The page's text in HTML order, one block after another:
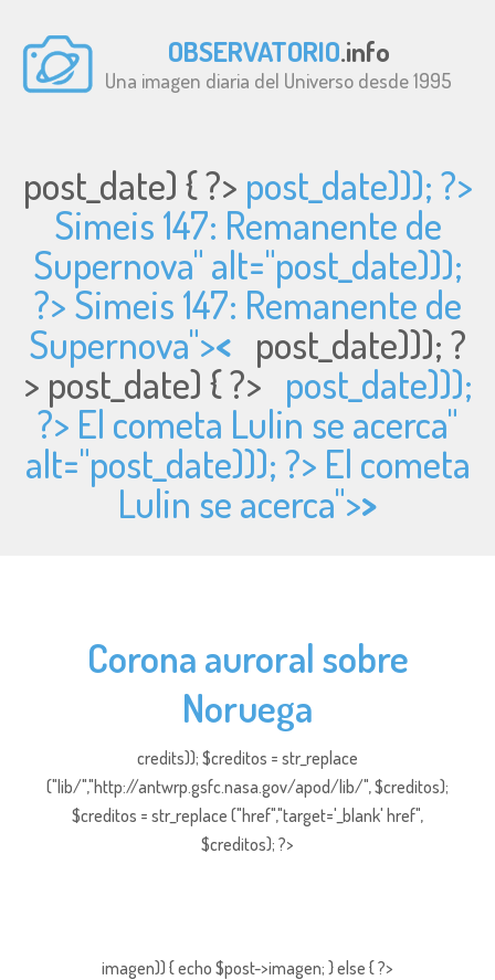
OBSERVATORIO.info
Una imagen diaria del Universo desde 1995
post_date) { ?> post_date))); ?>
Simeis 147: Remanente de
Supernova" alt="post_date)));
?> Simeis 147: Remanente de
Supernova">< post_date))); ?
> post_date) { ?> post_date)));
?> El cometa Lulin se acerca"
alt="post_date))); ?> El cometa
Lulin se acerca">>
Corona auroral sobre
Noruega
credits)); $creditos = str_replace
("lib/","http://antwrp.gsfc.nasa.gov/apod/lib/", $creditos);
$creditos = str_replace ("href","target='_blank' href",
$creditos); ?>
imagen)) { echo $post->imagen; } else { ?>